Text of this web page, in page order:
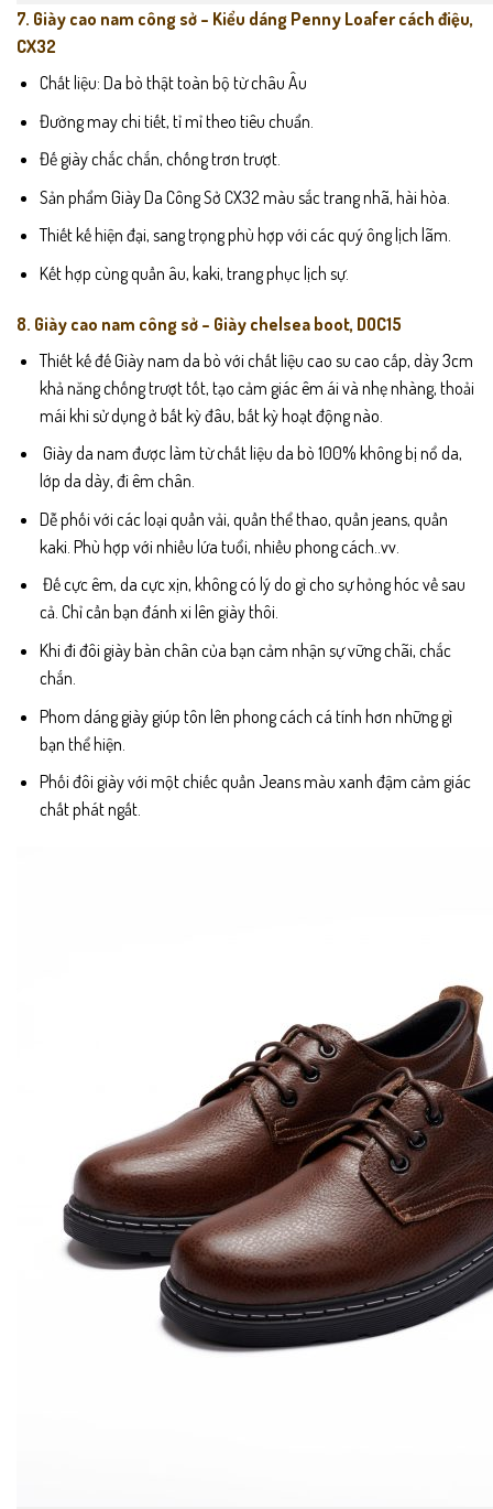
7. Giày cao nam công sở – Kiểu dáng Penny Loafer cách điệu,
CX32
Chất liệu: Da bò thật toàn bộ từ châu Âu
Đường may chi tiết, tỉ mỉ theo tiêu chuẩn.
Đế giày chắc chắn, chống trơn trượt.
Sản phẩm Giày Da Công Sở CX32 màu sắc trang nhã, hài hòa.
Thiết kế hiện đại, sang trọng phù hợp với các quý ông lịch lãm.
Kết hợp cùng quần âu, kaki, trang phục lịch sự.
8. Giày cao nam công sở – Giày chelsea boot, DOC15
Thiết kế đế Giày nam da bò với chất liệu cao su cao cấp, dày 3cm
khả năng chống trượt tốt, tạo cảm giác êm ái và nhẹ nhàng, thoải
mái khi sử dụng ở bất kỳ đâu, bất kỳ hoạt động nào.
Giày da nam được làm từ chất liệu da bò 100% không bị nổ da,
lớp da dày, đi êm chân.
Dễ phối với các loại quần vải, quần thể thao, quần jeans, quần
kaki. Phù hợp với nhiều lứa tuổi, nhiều phong cách..vv.
Đế cực êm, da cực xịn, không có lý do gì cho sự hỏng hóc về sau
cả. Chỉ cần bạn đánh xi lên giày thôi.
Khi đi đôi giày bàn chân của bạn cảm nhận sự vững chãi, chắc
chắn.
Phom dáng giày giúp tôn lên phong cách cá tính hơn những gì
bạn thể hiện.
Phối đôi giày với một chiếc quần Jeans màu xanh đậm cảm giác
chất phát ngất.